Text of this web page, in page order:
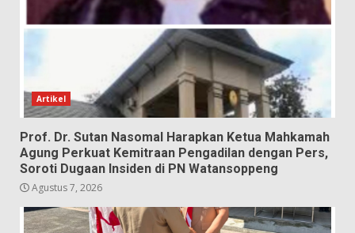
Artikel
Prof. Dr. Sutan Nasomal Harapkan Ketua Mahkamah
Agung Perkuat Kemitraan Pengadilan dengan Pers,
Soroti Dugaan Insiden di PN Watansoppeng
Agustus 7, 2026